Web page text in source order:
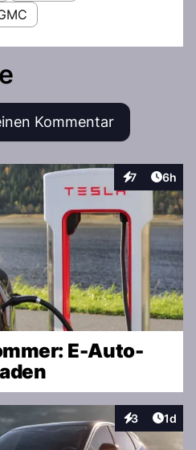
Kommentar
7
Interaktionen
6h
E-Auto-
3
Interaktionen
1d